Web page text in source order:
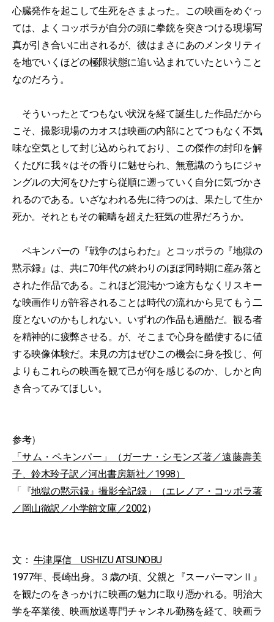
心臓発作を起こして生死をさまよった。この映画をめぐっ
ては、よくコッポラが自分の頭に拳銃を突きつける現場写
真が引き合いに出されるが、彼はまさにあのメンタリティ
を地でいくほどの極限状態に追い込まれていたということ
なのだろう。
そういったとてつもない状況を経て誕生した作品だから
こそ、撮影現場のカオスは映画の内部にとてつもなく不気
味な空気として封じ込められており、この傑作の封印を解
くたびに我々はその香りに魅せられ、無意識のうちにジャ
ングルの大河をひたすら従順に遡っていく自分に気づかさ
れるのである。いざなわれる先に待つのは、果たして生か
死か。それともその範疇を超えた狂気の世界だろうか。
ペキンパーの『戦争のはらわた』とコッポラの『地獄の
黙示録』は、共に70年代の終わりのほぼ同時期に産み落と
された作品である。これほど混沌かつ途方もなくリスキー
な映画作りが許容されることは時代の流れから見てもう二
度とないのかもしれない。いずれの作品も過酷だ。観る者
を精神的に疲弊させる。が、そこまで心身を酷使するに値
する映像体験だ。未見の方はぜひこの機会に身を投じ、何
よりもこれらの映画を観て己が何を感じるのか、しかと向
き合ってみてほしい。
参考）
「サム・ペキンパー」（ガーナ・シモンズ著／遠藤壽美
子、鈴木玲子訳／河出書房新社／1998）
「『地獄の黙示録』撮影全記録」（エレノア・コッポラ著
／岡山徹訳／小学館文庫／2002）
文： 牛津厚信 USHIZU ATSUNOBU
1977年、長崎出身。３歳の頃、父親と『スーパーマンⅡ』
を観たのをきっかけに映画の魅力に取り憑かれる。明治大
学を卒業後、映画放送専門チャンネル勤務を経て、映画ラ